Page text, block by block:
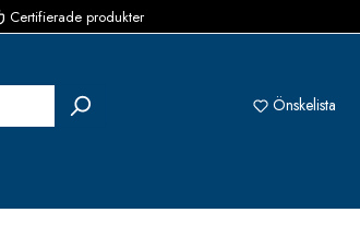
Certifierade produkter
Önskelista